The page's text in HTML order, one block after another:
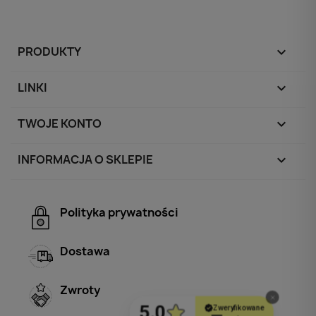
PRODUKTY 
LINKI 
TWOJE KONTO 
INFORMACJA O SKLEPIE keyboard_arrow_down
Polityka prywatności
Dostawa
Zwroty